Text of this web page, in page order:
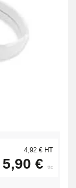
4,92 € HT
5,90 € ttc